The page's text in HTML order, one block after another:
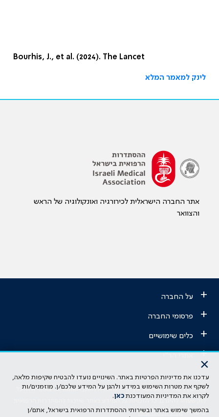
Bourhis, J., et al. (2024). The Lancet
לינק למאמר המלא
אתר החברה הישראלית לכירורגיה ואונקולוגיה של הראש
והצוואר
+ על החברה
+ פרסומי החברה
+ כלים שימושיים
+
הבהרה משפטית: כל נושא המופיע באתר זה נועד להשכלה בלבד ואין לראות
בו ייעוץ רפואי או משפטי. אין הר"י אחראית לתוכן המתפרסם באתר זה ולכל
נזק שעלול להיגרם. כל הזכויות על המידע באתר שייכות להסתדרות הרפואית
בישראל.מדיניות הפרטיות
×
עדכנו את מדיניות הפרטיות באתר. השינויים נועדו להבטיח שקיפות מלאה,
לשקף את מטרות השימוש במידע ולהגן על המידע שלכם/ן. מוזמנים/ות
לקרוא את המדיניות המעודכנת כאן.
בהמשך שימוש באתר ובשירותי ההסתדרות הרפואית בישראל, אתם/ן